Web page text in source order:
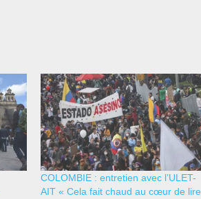
COLOMBIE : entretien avec l’ULET-
AIT « Cela fait chaud au cœur de lire